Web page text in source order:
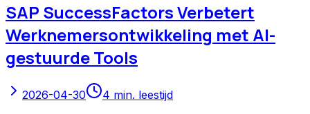
SAP SuccessFactors Verbetert
Werknemersontwikkeling met AI-
gestuurde Tools
2026-04-30 4 min. leestijd